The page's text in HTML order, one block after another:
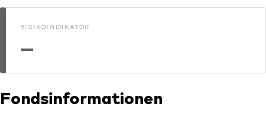
RISIKOINDIKATOR
—
Fondsinformationen